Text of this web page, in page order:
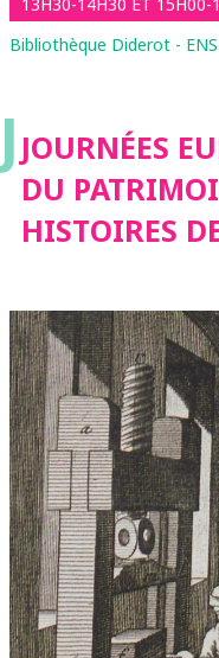
Bibliothèque Diderot -
J JOURNÉES
DU
HISTOIRES